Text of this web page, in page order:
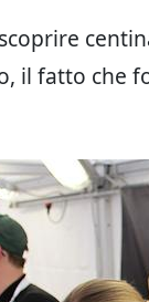
scoprire
il fatto che